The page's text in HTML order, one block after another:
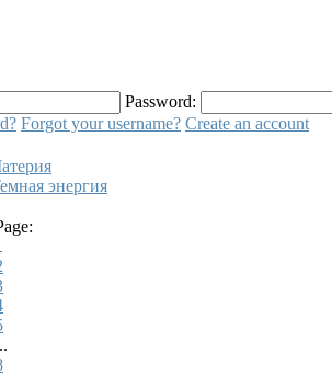
Password:
Forgot your username? Create an account
энергия